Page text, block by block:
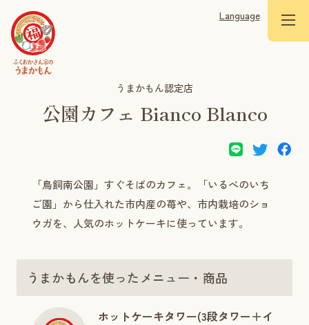
Language
うまかもん認定店
公園カフェ Bianco Blanco
「鳥飼南公園」すぐそばのカフェ。「いるべのいち
ご園」から仕入れた市内産の苺や、市内栽培のショ
ウガを、人気のホットケーキに使っています。
うまかもんを使ったメニュー・商品
ホットケーキタワー(3段タワー＋イ